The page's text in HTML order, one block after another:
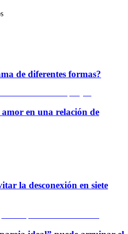
de diferentes formas?
amor en una relación de
la desconexión en siete